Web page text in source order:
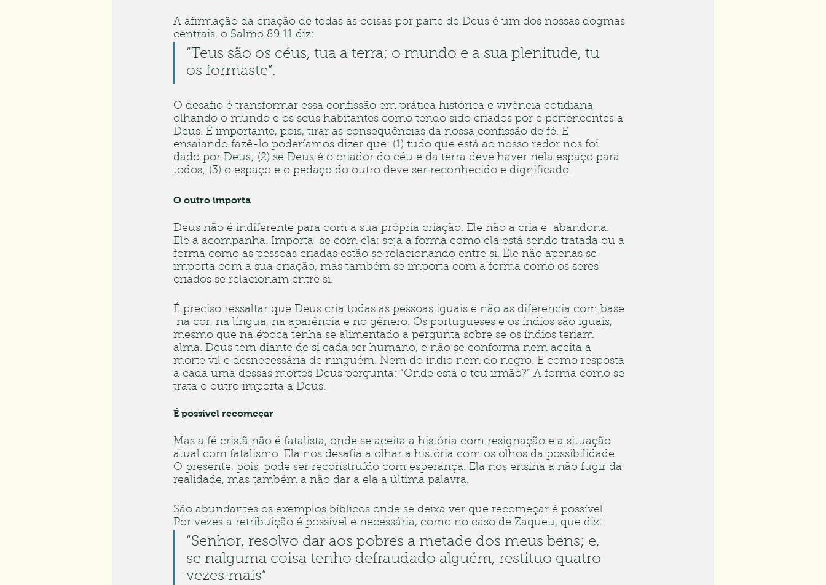
A afirmação da criação de todas as coisas por parte de Deus é um dos nossas dogmas
centrais. o Salmo 89.11 diz:
“Teus são os céus, tua a terra; o mundo e a sua plenitude, tu
os formaste”.
O desafio é transformar essa confissão em prática histórica e vivência cotidiana,
olhando o mundo e os seus habitantes como tendo sido criados por e pertencentes a
Deus. É importante, pois, tirar as consequências da nossa confissão de fé. E
ensaiando fazê-lo poderíamos dizer que: (1) tudo que está ao nosso redor nos foi
dado por Deus; (2) se Deus é o criador do céu e da terra deve haver nela espaço para
todos; (3) o espaço e o pedaço do outro deve ser reconhecido e dignificado.
O outro importa
Deus não é indiferente para com a sua própria criação. Ele não a cria e  abandona.
Ele a acompanha. Importa-se com ela: seja a forma como ela está sendo tratada ou a
forma como as pessoas criadas estão se relacionando entre si. Ele não apenas se
importa com a sua criação, mas também se importa com a forma como os seres
criados se relacionam entre si.
É preciso ressaltar que Deus cria todas as pessoas iguais e não as diferencia com base
na cor, na língua, na aparência e no gênero. Os portugueses e os índios são iguais,
mesmo que na época tenha se alimentado a pergunta sobre se os índios teriam
alma. Deus tem diante de si cada ser humano, e não se conforma nem aceita a
morte vil e desnecessária de ninguém. Nem do índio nem do negro. E como resposta
a cada uma dessas mortes Deus pergunta: “Onde está o teu irmão?” A forma como se
trata o outro importa a Deus.
É possível recomeçar
Mas a fé cristã não é fatalista, onde se aceita a história com resignação e a situação
atual com fatalismo. Ela nos desafia a olhar a história com os olhos da possibilidade.
O presente, pois, pode ser reconstruído com esperança. Ela nos ensina a não fugir da
realidade, mas também a não dar a ela a última palavra.
São abundantes os exemplos bíblicos onde se deixa ver que recomeçar é possível.
Por vezes a retribuição é possível e necessária, como no caso de Zaqueu, que diz:
“Senhor, resolvo dar aos pobres a metade dos meus bens; e,
se nalguma coisa tenho defraudado alguém, restituo quatro
vezes mais”